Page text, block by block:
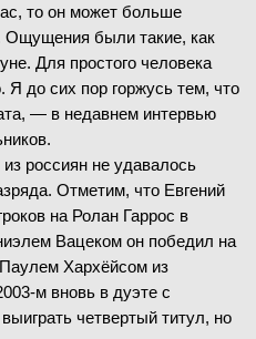
7 -6
1/32 финала
то он может больше
Ощущения были такие, как
Для простого человека
до сих пор горжусь тем, что
— в недавнем интервью
россиян не удавалось
Отметим, что Евгений
на Ролан Гаррос в
Вацеком он победил на
Хархёйсом из
м вновь в дуэте с
четвертый титул, но